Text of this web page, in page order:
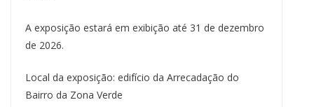
A exposição estará em exibição até 31 de dezembro
de 2026.
Local da exposição: edifício da Arrecadação do
Bairro da Zona Verde